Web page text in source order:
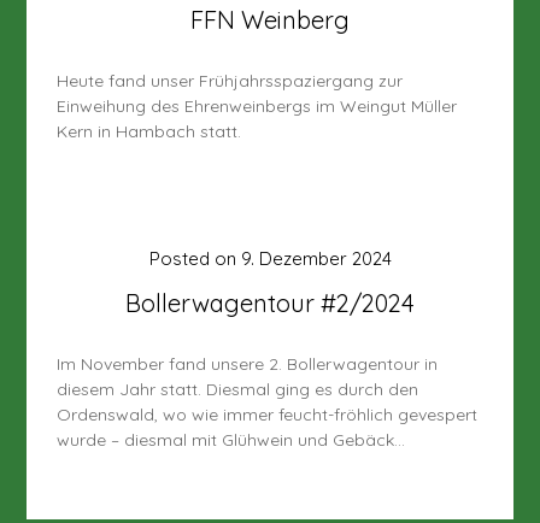
FFN Weinberg
Heute fand unser Frühjahrsspaziergang zur
Einweihung des Ehrenweinbergs im Weingut Müller
Kern in Hambach statt.
Bollerwagentour #2/2024
Posted on 9. Dezember 2024
Im November fand unsere 2. Bollerwagentour in
diesem Jahr statt. Diesmal ging es durch den
Ordenswald, wo wie immer feucht-fröhlich gevespert
wurde – diesmal mit Glühwein und Gebäck…